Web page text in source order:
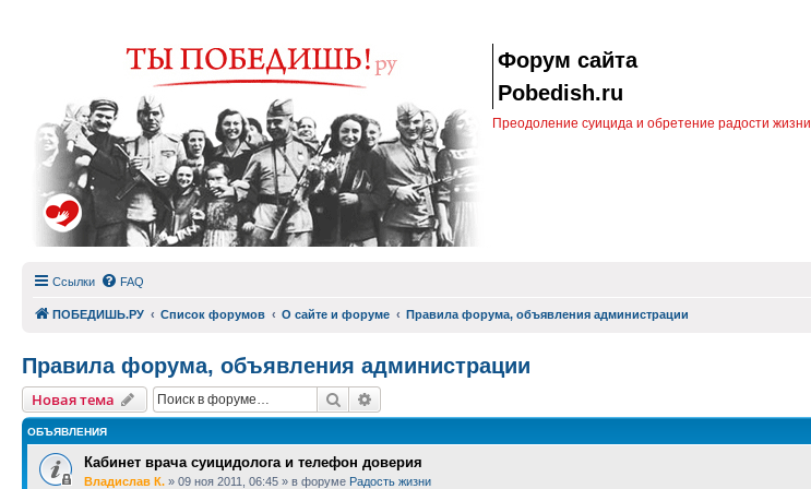
Форум сайта
Pobedish.ru
Преодоление суицида и обретение радости жизни
Ссылки FAQ
ПОБЕДИШЬ.РУ Список форумов О сайте и форуме Правила форума, объявления администрации
Правила форума, объявления администрации
Новая тема Поиск
ОБЪЯВЛЕНИЯ
Кабинет врача суицидолога и телефон доверия
Владислав К. » 09 ноя 2011, 06:45 » в форуме Радость жизни